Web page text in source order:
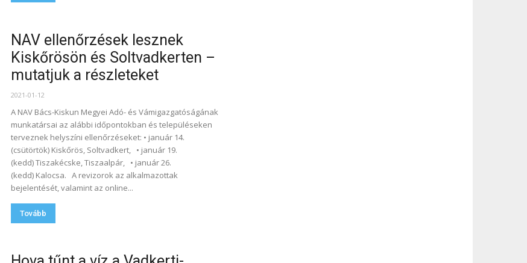
NAV ellenőrzések lesznek
Kiskőrösön és Soltvadkerten –
mutatjuk a részleteket
2021-01-12
A NAV Bács-Kiskun Megyei Adó- és Vámigazgatóságának
munkatársai az alábbi időpontokban és településeken
terveznek helyszíni ellenőrzéseket: • január 14.
(csütörtök) Kiskőrös, Soltvadkert, • január 19.
(kedd) Tiszakécske, Tiszaalpár, • január 26.
(kedd) Kalocsa. A revizorok az alkalmazottak
bejelentését, valamint az online...
Tovább